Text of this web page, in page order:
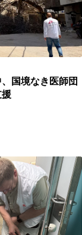
国境なき医師団